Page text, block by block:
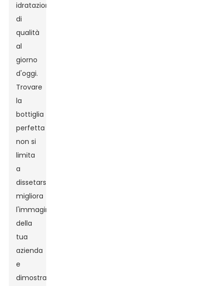
idratazione
di
qualità
al
giorno
d'oggi.
Trovare
la
bottiglia
perfetta
non si
limita
a
dissetarsi:
migliora
l'immagine
della
tua
azienda
e
dimostra